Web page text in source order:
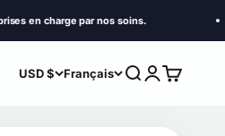
par nos soins.
USD $ Français Recherche
Connexion
Panier